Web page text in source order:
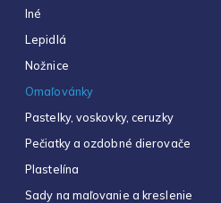
Iné
Lepidlá
Nožnice
Omaľovánky
Pastelky, voskovky, ceruzky
Pečiatky a ozdobné dierovače
Plastelína
Sady na maľovanie a kreslenie
€1,48
Optimum náplň guličková
€0,06
RAXTOL podložka s klipom
A4 čierna
K-POP Demon Hunters